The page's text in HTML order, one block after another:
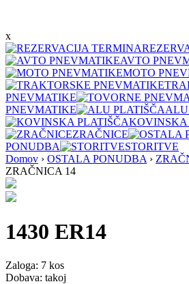
x
AVTO
MOTO
PNEVMATIKE
PNEVMATIKE
ALU
KOVINSKA
ZRAČNICE
PONUDBA
STORITVE
Domov › OSTALA PONUDBA ›
ZRAČNICA 14
1430 ER14
Zaloga: 7 kos
Dobava: takoj